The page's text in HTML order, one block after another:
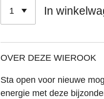
In
OVER DEZE WIEROOK
Sta open voor nieuwe
energie met deze